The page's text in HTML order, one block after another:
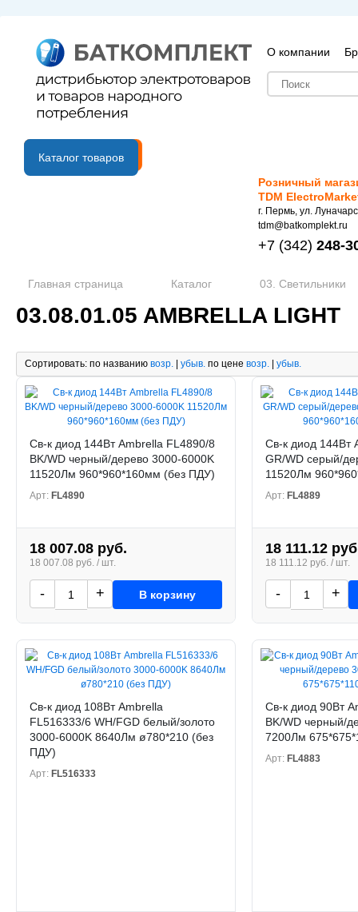
О компании
B2B портал
Каталог товаров
Розничный
TDM
г. Пермь, ул.
tdm@batkomplekt.ru
+7 (342) 248-
Главная страница Каталог 03. Светильники
03.08.01.05 AMBRELLA LIGHT
Сортировать: по названию возр. | убыв. по цене возр. | убыв.
Св-к диод 144Вт Ambrella FL4890/8
BK/WD черный/дерево 3000-6000K
11520Лм 960*960*160мм (без ПДУ)
Арт: FL4890
18 007.08 руб.
18 007.08 руб. / шт.
- + В корзину
Св-к диод 144Вт
GR/WD серый/
11520Лм
Арт: FL4889
18 111.12
18 111.12 руб. / шт.
- +
Св-к диод 108Вт Ambrella
FL516333/6 WH/FGD белый/золото
3000-6000K 8640Лм ø780*210 (без
ПДУ)
Арт: FL516333
Св-к диод 90Вт
BK/WD черный/
7200Лм
Арт: FL4883